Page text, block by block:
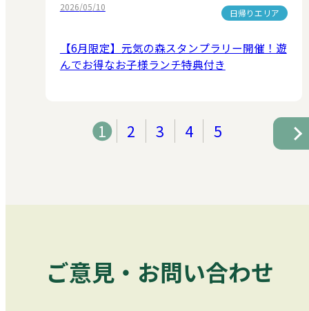
2026/05/10
日帰りエリア
【6月限定】元気の森スタンプラリー開催！遊
んでお得なお子様ランチ特典付き
1 2 3 4 5
ご意見・お問い合わせ